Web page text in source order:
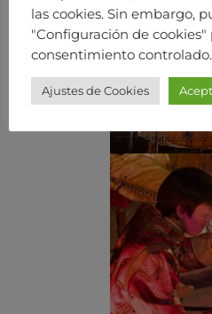
las cookies. Sin embargo,
"Configuración de cookies"
consentimiento controlado.
Ajustes de Cookies